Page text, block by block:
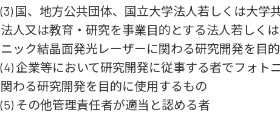
(3) 国、地方公共団体、国立大学法人若しくは大学
法人又は教育・研究を事業目的とする法人若しく
ニック結晶面発光レーザーに関わる研究開発を目
(4) 企業等において研究開発に従事する者でフォト
関わる研究開発を目的に使用するもの
(5) その他管理責任者が適当と認める者